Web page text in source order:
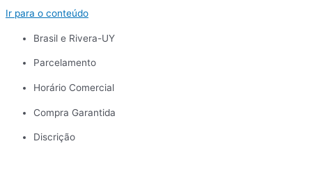
Ir para o conteúdo
Brasil e Rivera-UY
Parcelamento
Horário Comercial
Compra Garantida
Discrição